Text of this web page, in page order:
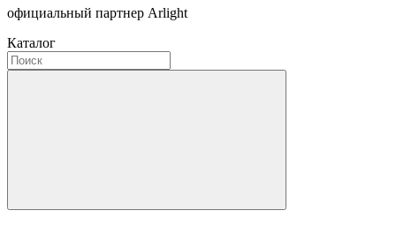
официальный партнер Arlight
Каталог